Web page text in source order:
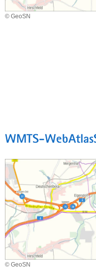
© GeoSN
WMTS-
© GeoSN